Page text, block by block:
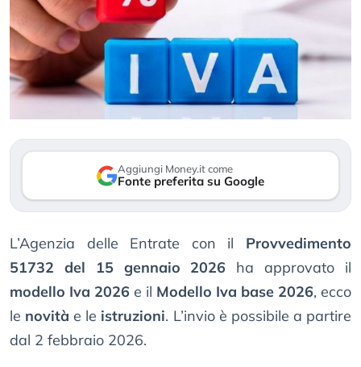
Aggiungi Money.it come
Fonte preferita su Google
L’Agenzia delle Entrate con il Provvedimento
51732 del 15 gennaio 2026 ha approvato il
modello Iva 2026 e il Modello Iva base 2026, ecco
le novità e le istruzioni. L’invio è possibile a partire
dal 2 febbraio 2026.